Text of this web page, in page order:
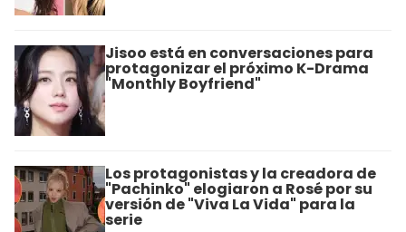
Jisoo está en conversaciones para
protagonizar el próximo K-Drama
"Monthly Boyfriend"
Los protagonistas y la creadora de
"Pachinko" elogiaron a Rosé por su
versión de "Viva La Vida" para la
serie